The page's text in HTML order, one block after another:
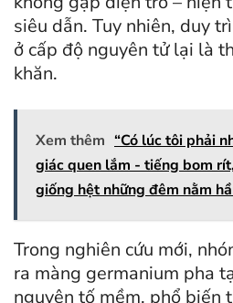
siêu dẫn. Tuy nhiên, duy
ở cấp độ nguyên tử lại là
khăn.
Xem thêm “Có lúc tôi phải
giác quen lắm - tiếng bom
giống hệt những đêm nằm
Trong nghiên cứu mới,
ra màng germanium pha
nguyên tố mềm, phổ biến